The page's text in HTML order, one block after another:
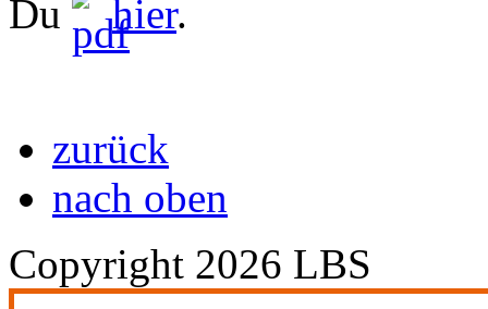
Du
hier.
zurück
nach oben
Copyright 2026 LBS